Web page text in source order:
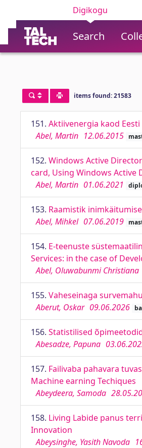
Digikogu
Search
items found: 21583
151. Aktiivenergia kaod
Abel, Martin 12.06.2015
152. Windows Active
card, Using Windows Active
Abel, Martin 01.06.2021
153. Raamistik
Abel, Mihkel 07.06.2019
154. E-teenuste
Services: in the case of
Abel, Oluwabunmi Christiana
155. Vaheseinaga
Aberut, Oskar 09.06.2026
156. Statistilised
Abesadze, Papuna
157. Failivaba pahavara
Machine earning Techiques
Abeydeera, Samoda
158. Living Labide panus
Innovation
Abeysinghe, Yasith Navoda